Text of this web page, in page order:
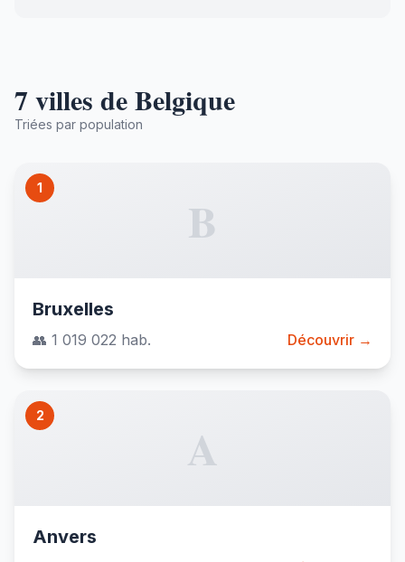
7 villes de Belgique
Triées par population
1
B
Bruxelles
👥 1 019 022 hab. Découvrir →
2
A
Anvers